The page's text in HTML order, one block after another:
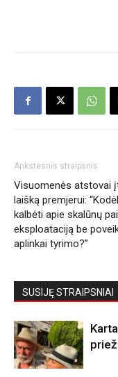
Ankstesnis straipsnis
Visuomenės atstovai
laišką premjerui:
kalbėti apie skalūnų
eksploataciją be
aplinkai tyrimo?”
SUSIJĘ STRAIPSNIAI